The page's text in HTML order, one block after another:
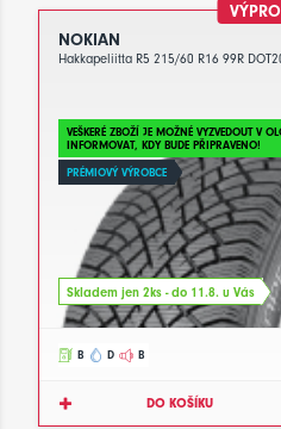
NOKIAN
Hakkapeliitta R5 215/60 R16 99R
VEŠKERÉ ZBOŽÍ JE MOŽNÉ VYZVEDOUT V
INFORMOVAT, KDY BUDE PŘIPRAVENO!
PRÉMIOVÝ VÝROBCE
Skladem jen 2ks - do 11.8. u Vás
B D B
DO KOŠÍKU